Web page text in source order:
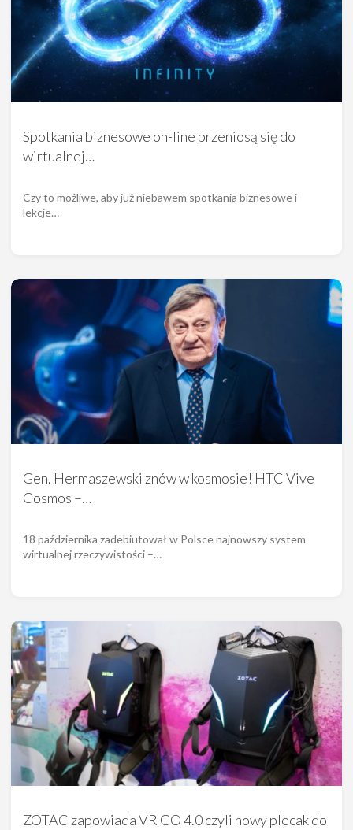
Spotkania biznesowe on-line przeniosą się do
wirtualnej…
Czy to możliwe, aby już niebawem spotkania biznesowe i
lekcje…
Gen. Hermaszewski znów w kosmosie! HTC Vive
Cosmos –…
18 października zadebiutował w Polsce najnowszy system
wirtualnej rzeczywistości –…
ZOTAC zapowiada VR GO 4.0 czyli nowy plecak do